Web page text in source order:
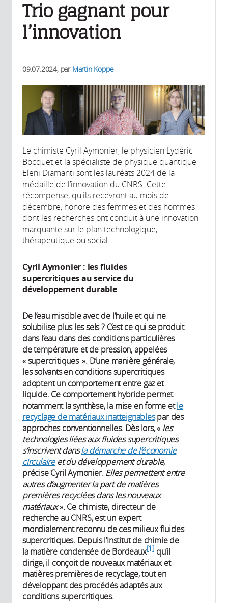
Trio gagnant pour
l’innovation
09.07.2024, par Martin Koppe
Le chimiste Cyril Aymonier, le physicien Lydéric
Bocquet et la spécialiste de physique quantique
Eleni Diamanti sont les lauréats 2024 de la
médaille de l’innovation du CNRS. Cette
récompense, qu'ils recevront au mois de
décembre, honore des femmes et des hommes
dont les recherches ont conduit à une innovation
marquante sur le plan technologique,
thérapeutique ou social.
Cyril Aymonier : les fluides
supercritiques au service du
développement durable
De l’eau miscible avec de l’huile et qui ne
solubilise plus les sels ? C’est ce qui se produit
dans l’eau dans des conditions particulières
de température et de pression, appelées
« supercritiques ». D’une manière générale,
les solvants en conditions supercritiques
adoptent un comportement entre gaz et
liquide. Ce comportement hybride permet
notamment la synthèse, la mise en forme etle
recyclage de matériaux inatteignablespar des
approches conventionnelles. Dès lors, « les
technologies liées aux fluides supercritiques
s’inscrivent dansla démarche de l’économie
circulaireet du développement durable,
précise Cyril Aymonier. Elles permettent entre
autres d’augmenter la part de matières
premières recyclées dans les nouveaux
matériaux». Ce chimiste, directeur de
recherche au CNRS, est un expert
mondialement reconnu de ces milieux fluides
supercritiques. Depuis l’Institut de chimie de
la matière condensée de Bordeaux 1 qu’il
dirige, il conçoit de nouveaux matériaux et
matières premières de recyclage, tout en
développant des procédés adaptés aux
conditions supercritiques.